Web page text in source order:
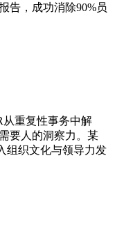
告，成功消除90%员
重复性事务中解
要人的洞察力。某
组织文化与领导力发